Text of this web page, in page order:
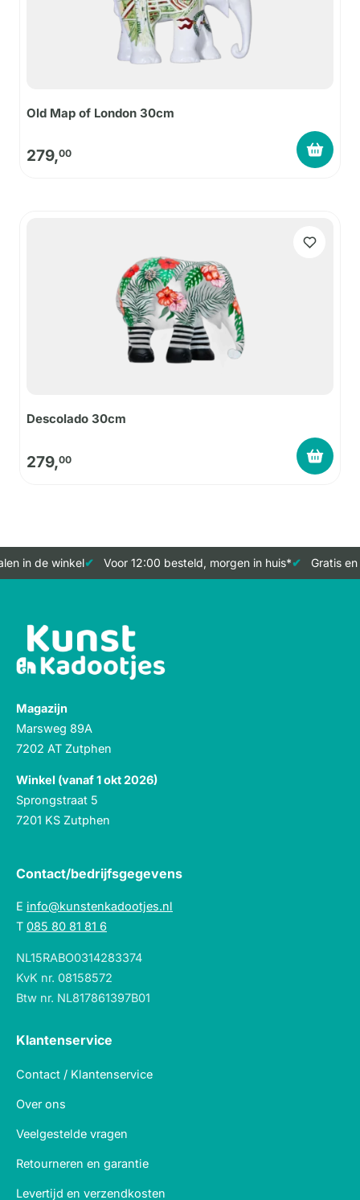
Old Map of London 30cm
279,00
Descolado 30cm
279,00
in de winkel Voor 12:00 besteld, morgen in huis* Gratis
Magazijn
Marsweg 89A
7202 AT Zutphen
Winkel (vanaf 1 okt 2026)
Sprongstraat 5
7201 KS Zutphen
Contact/bedrijfsgegevens
E info@kunstenkadootjes.nl
T 085 80 81 81 6
NL15RABO0314283374
KvK nr. 08158572
Btw nr. NL817861397B01
Klantenservice
Contact / Klantenservice
Over ons
Veelgestelde vragen
Retourneren en garantie
Levertijd en verzendkosten